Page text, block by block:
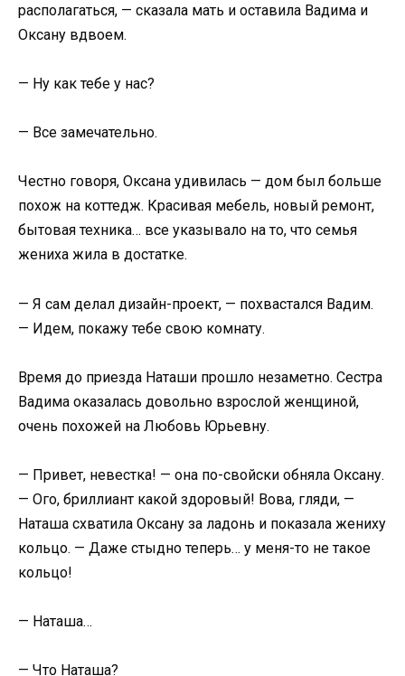
располагаться, — сказала мать и оставила Вадима и
Оксану вдвоем.
— Ну как тебе у нас?
— Все замечательно.
Честно говоря, Оксана удивилась — дом был больше
похож на коттедж. Красивая мебель, новый ремонт,
бытовая техника… все указывало на то, что семья
жениха жила в достатке.
— Я сам делал дизайн-проект, — похвастался Вадим.
— Идем, покажу тебе свою комнату.
Время до приезда Наташи прошло незаметно. Сестра
Вадима оказалась довольно взрослой женщиной,
очень похожей на Любовь Юрьевну.
— Привет, невестка! — она по-свойски обняла Оксану.
— Ого, бриллиант какой здоровый! Вова, гляди, —
Наташа схватила Оксану за ладонь и показала жениху
кольцо. — Даже стыдно теперь… у меня-то не такое
кольцо!
— Наташа…
— Что Наташа?